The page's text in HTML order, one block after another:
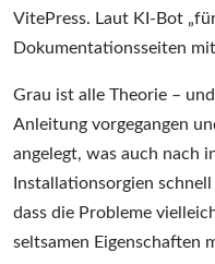
VitePress. Laut KI-Bot
Dokumentationsseiten
Grau ist alle Theorie –
Anleitung vorgegangen
angelegt, was auch nach
Installationsorgien
dass die Probleme
seltsamen Eigenschaften